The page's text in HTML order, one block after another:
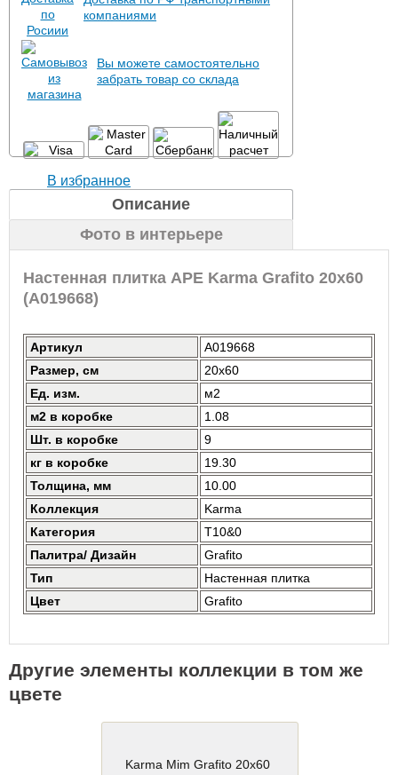
компаниями
Вы можете самостоятельно
забрать товар со склада
В избранное
Описание
Фото в интерьере
Настенная плитка APE Karma Grafito 20x60
(A019668)
Артикул
A019668
Размер, см
20x60
Ед. изм.
м2
м2 в коробке
1.08
Шт. в коробке
9
кг в коробке
19.30
Толщина, мм
10.00
Коллекция
Karma
Категория
T10&0
Палитра/ Дизайн
Grafito
Тип
Настенная плитка
Цвет
Grafito
Другие элементы коллекции в том же
цвете
Karma Mim Grafito 20x60